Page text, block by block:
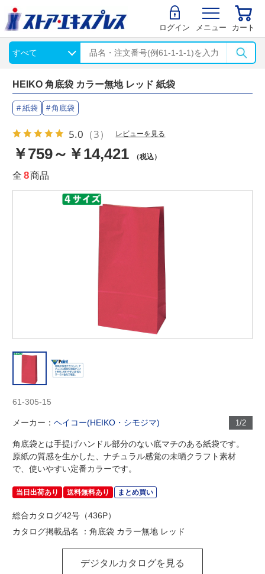
ログイン メニュー カート
HEIKO 角底袋 カラー無地 レッド 紙袋
紙袋 角底袋
5.0 （3） レビューを見る
￥759～￥14,421 （税込）
全 8商品
1/2
61-305-15
メーカー：ヘイコー(HEIKO・シモジマ)
角底袋とは手提げハンドル部分のない底マチのある紙袋です。
原紙の質感を生かした、ナチュラル感覚の未晒クラフト素材
で、使いやすい定番カラーです。
当日出荷あり 送料無料あり まとめ買い
総合カタログ42号（436P）
カタログ掲載品名 ：角底袋 カラー無地 レッド
デジタルカタログを見る